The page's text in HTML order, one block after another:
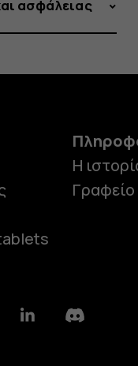
ασφάλειας
Η
LinkedinDiscord